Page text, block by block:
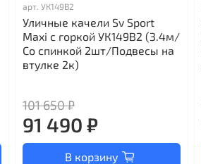
арт. УК149В2
Уличные качели Sv Sport
Maxi с горкой УК149В2 (3.4м/
Со спинкой 2шт/Подвесы на
втулке 2к)
101 650 ₽
91 490 ₽
В корзину